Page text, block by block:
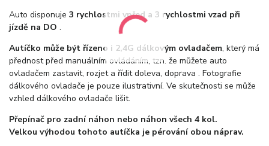
Auto disponuje 3 rychlostmi vpřed a 3 rychlostmi vzad při
jízdě na DO .
Autíčko může být řízeno i 2,4G dálkovým ovladačem, který má
přednost před manuálním ovládáním, tzn. že můžete auto
ovladačem zastavit, rozjet a řídit doleva, doprava . Fotografie
dálkového ovladače je pouze ilustrativní. Ve skutečnosti se může
vzhled dálkového ovladače lišit.
Přepínač pro zadní náhon nebo náhon všech 4 kol.
Velkou výhodou tohoto autíčka je pérování obou náprav.